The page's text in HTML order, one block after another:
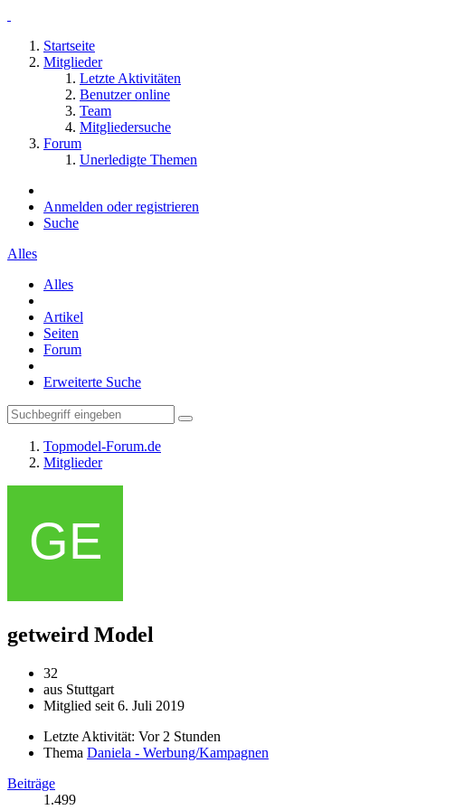
Startseite
Mitglieder
Letzte Aktivitäten
Benutzer online
Team
Mitgliedersuche
Forum
Unerledigte Themen
Anmelden oder registrieren
Suche
Alles
Alles
Artikel
Seiten
Forum
Erweiterte Suche
Topmodel-Forum.de
Mitglieder
getweird Model
32
aus Stuttgart
Mitglied seit 6. Juli 2019
Letzte Aktivität: Vor 2 Stunden
Thema Daniela - Werbung/Kampagnen
Beiträge
1.499